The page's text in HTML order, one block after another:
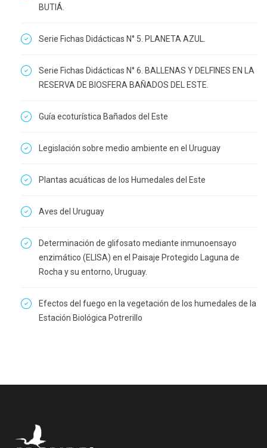
BUTIÁ.
Serie Fichas Didácticas N° 5. PLANETA AZUL.
Serie Fichas Didácticas N° 6. BALLENAS Y DELFINES EN LA
RESERVA DE BIOSFERA BAÑADOS DEL ESTE.
Guía ecoturística Bañados del Este
Legislación sobre medio ambiente en el Uruguay
Plantas acuáticas de los Humedales del Este
Aves del Uruguay
Determinación de glifosato mediante inmunoensayo
enzimático (ELISA) en el Paisaje Protegido Laguna de
Rocha y su entorno, Uruguay.
Efectos del fuego en la vegetación de los humedales de la
Estación Biológica Potrerillo